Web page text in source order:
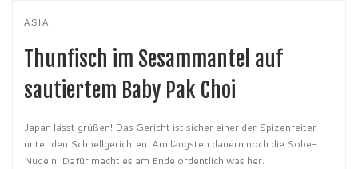
ASIA
Thunfisch im Sesammantel auf
sautiertem Baby Pak Choi
Japan lässt grüßen! Das Gericht ist sicher einer der Spizenreiter
unter den Schnellgerichten. Am längsten dauern noch die Sobe-
Nudeln. Dafür macht es am Ende ordentlich was her.